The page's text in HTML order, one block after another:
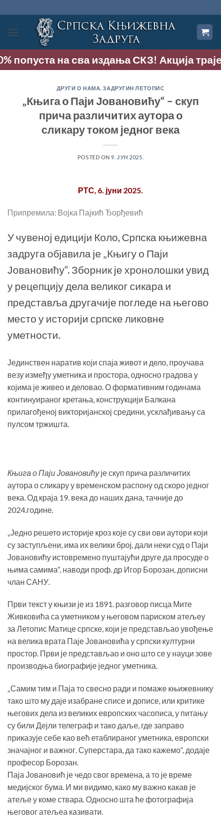
на
садржај
попуста на сва издања СКЗ! Акција траје
ДРУГИ О НАМА ,ЗАДРУГИН ЛЕТОПИС
„Књига о Паји Јовановићу“ – скуп
прича различитих аутора о
сликару током једног века
POSTED ON9. ЈУН 2025.
РТС, 6. јуни 2025.
Припремила: Војка Пајкић Ђорђевић
У чувеној едицији Коло, Српска књижевна
задруга објавила је „Књигу о Паји
Јовановићу“. Зборник је хронолошки увид
у рецепцију дела великог сикара и
представља другачије погледе на његово
место у историји српске ликовне
уметности.
Јединствен наратив који спаја живот и дело, проучава
везу између уметника и простора, односно градова у
којима је живео и деловао. О формативним годинама
континуираног кретања, конструкцији Балкана
прилагођеној викторијанској средини, усклађивању са
пулсом тржишта.
Књига о Паји Јовановићује скуп прича различитих
аутора о сликару у временском распону од скоро једног
века. Од краја 19. века до наших дана, тачније до
2024.године.
„Једно решето историје кроз које су сви ови аутори који
су заступљени, има их велики број, дали неки суд о Паји
Јовановићу истовремено пуштајући друге да просуде о
њима самима“, наводи проф. др Игор Борозан, дописни
члан САНУ.
Први текст у књизи је из 1891. разговор писца Мите
Живковића са уметником у његовом париском атељеу
за Летопис Матице српске, који је представљао увођење
на велика врата Паје Јовановића у српски културни
простор. Први је представљао и оно што се у науци зове
производња биографије једног уметника.
„Самим тим и Паја то свесно ради и помаже књижевнику
тако што му даје изабране списе и дописе, или критике
његових дела из великих европских часописа, у питању
су били Дејли телеграф и тако даље, где заправо
приказује себе као већ етаблираног уметника, европски
значајног и важног. Суперстара, да тако кажемо“, додаје
професор Борозан.
Паја Јовановић је чедо свог времена, а то је време
медијског бума. И ми видимо, како му важно какав је
атеље у коме ствара. Односно шта ће фотографија
његовог атељеа казивати.